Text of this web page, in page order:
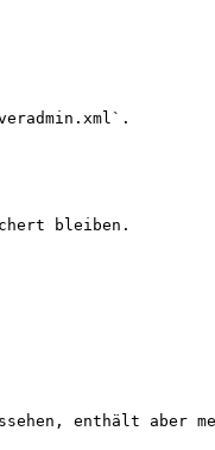
bleiben.
enthält aber